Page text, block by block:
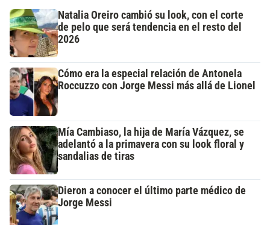
Natalia Oreiro cambió su look, con el corte
de pelo que será tendencia en el resto del
2026
Cómo era la especial relación de Antonela
Roccuzzo con Jorge Messi más allá de Lionel
Mía Cambiaso, la hija de María Vázquez, se
adelantó a la primavera con su look floral y
sandalias de tiras
Dieron a conocer el último parte médico de
Jorge Messi